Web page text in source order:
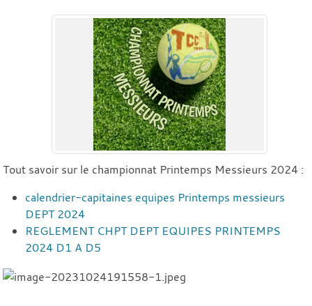
Tout savoir sur le championnat Printemps Messieurs 2024 :
calendrier-capitaines equipes Printemps messieurs
DEPT 2024
REGLEMENT CHPT DEPT EQUIPES PRINTEMPS
2024 D1 A D5